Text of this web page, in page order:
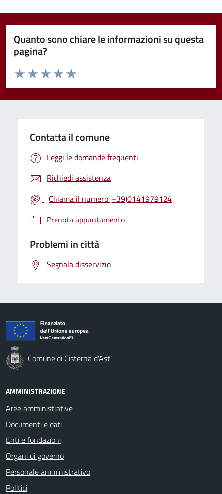
Quanto sono chiare le informazioni su questa
pagina?
Valuta da 1 a 5 stelle la pagina
Valuta 5 stelle su 5
Valuta 4 stelle su 5
Valuta 3 stelle su 5
Valuta 2 stelle su 5
Valuta 1 stelle su 5
Contatta il comune
Leggi le domande frequenti
Richiedi assistenza
Chiama il numero (+39)0141979124
Prenota appuntamento
Problemi in città
Segnala disservizio
Comune di Cisterna d'Asti
AMMINISTRAZIONE
Aree amministrative
Documenti e dati
Enti e fondazioni
Organi di governo
Personale amministrativo
Politici